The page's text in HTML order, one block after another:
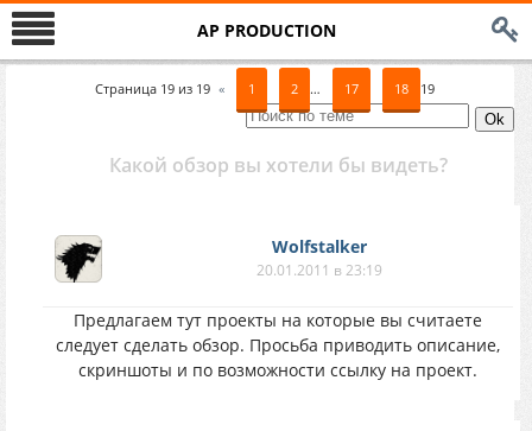
AP PRODUCTION
Страница 19из 19 « 1 2 … 17 18 19
Какой обзор вы хотели бы видеть?
Wolfstalker
20.01.2011 в 23:19
Предлагаем тут проекты на которые вы считаете
следует сделать обзор. Просьба приводить описание,
скриншоты и по возможности ссылку на проект.